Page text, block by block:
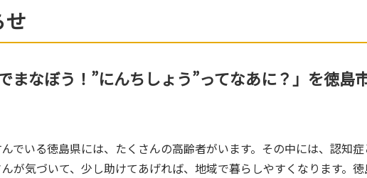
でまなぼう！”にんちしょう”ってなあに？」を徳
でいる徳島県には、たくさんの高齢者がいます。その中には、認知
が気づいて、少し助けてあげれば、地域で暮らしやすくなります。